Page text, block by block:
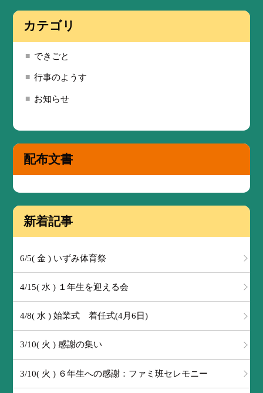
カテゴリ
できごと
行事のようす
お知らせ
配布文書
新着記事
6/5( 金 ) いずみ体育祭
4/15( 水 ) １年生を迎える会
4/8( 水 ) 始業式 着任式(4月6日)
3/10( 火 ) 感謝の集い
3/10( 火 ) ６年生への感謝：ファミ班セレモニー